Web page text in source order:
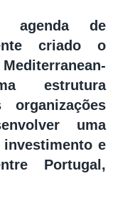
agenda de
criado o
estrutura
uma
investimento e
Portugal,